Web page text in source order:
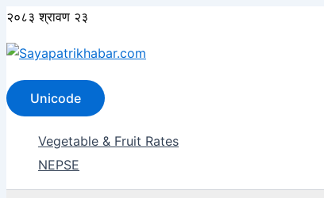
Skip
content
२०८३ श्रावण २३
Unicode
Vegetable & Fruit Rates
NEPSE